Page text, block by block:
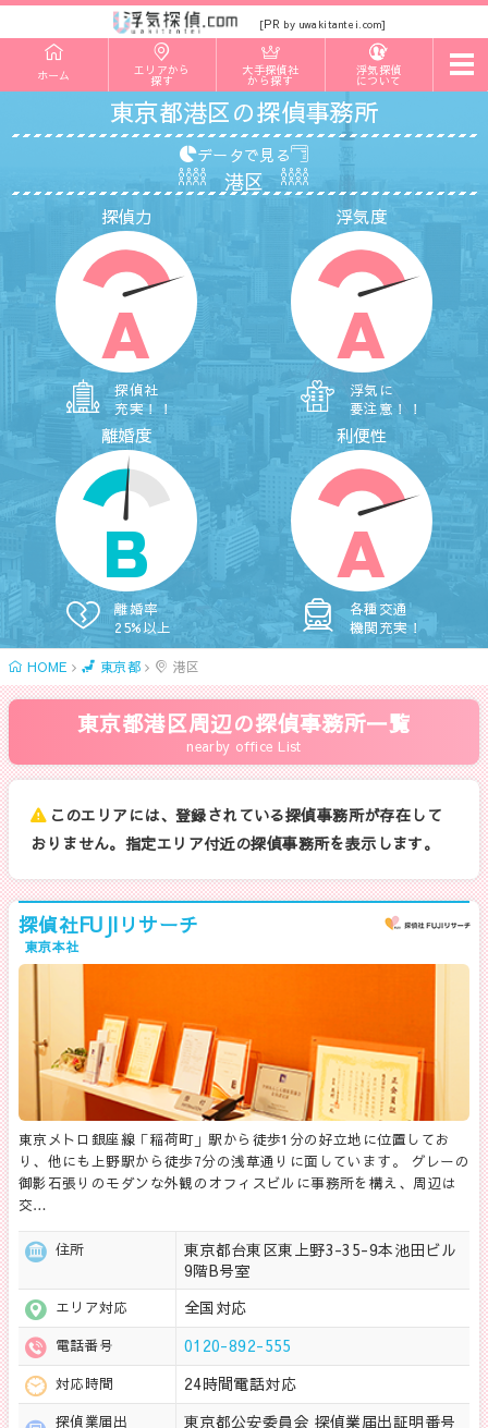
[PR by uwakitantei.com]
ホーム エリアから
探す
大手探偵社
から探す
浮気探偵
について
t
o
g
v
東京都港区の探偵事務所
探偵力
A
探偵社
充実！！
浮気度
A
浮気に
要注意！！
データで見る
港区
離婚度
B
離婚率
25%以上
利便性
A
各種交通
機関充実！
HOME 東京都 港区
東京都港区周辺の探偵事務所一覧
nearby office List
このエリアには、登録されている探偵事務所が存在して
おりません。指定エリア付近の探偵事務所を表示します。
探偵社FUJIリサーチ
東京本社
東京メトロ銀座線「稲荷町」駅から徒歩1分の好立地に位置してお
り、他にも上野駅から徒歩7分の浅草通りに面しています。 グレーの
御影石張りのモダンな外観のオフィスビルに事務所を構え、周辺は
交…
住所
東京都台東区東上野3-35-9本池田ビル
9階B号室
エリア対応 全国対応
電話番号 0120-892-555
対応時間 24時間電話対応
探偵業届出
東京都公安委員会 探偵業届出証明番号